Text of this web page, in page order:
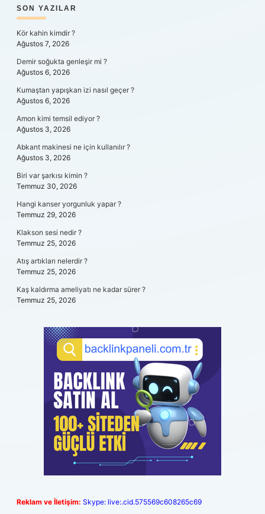
SIDEBAR
SON YAZILAR
Kör kahin kimdir ?
Ağustos 7, 2026
Demir soğukta genleşir mi ?
Ağustos 6, 2026
Kumaştan yapışkan izi nasıl geçer ?
Ağustos 6, 2026
Amon kimi temsil ediyor ?
Ağustos 3, 2026
Abkant makinesi ne için kullanılır ?
Ağustos 3, 2026
Biri var şarkısı kimin ?
Temmuz 30, 2026
Hangi kanser yorgunluk yapar ?
Temmuz 29, 2026
Klakson sesi nedir ?
Temmuz 25, 2026
Atış artıkları nelerdir ?
Temmuz 25, 2026
Kaş kaldırma ameliyatı ne kadar sürer ?
Temmuz 25, 2026
Reklam ve İletişim: Skype: live:.cid.575569c608265c69